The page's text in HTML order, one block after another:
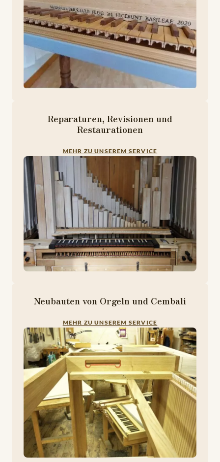
Reparaturen, Revisionen und
Restaurationen
MEHR ZU UNSEREM SERVICE
Neubauten von Orgeln und Cembali
MEHR ZU UNSEREM SERVICE